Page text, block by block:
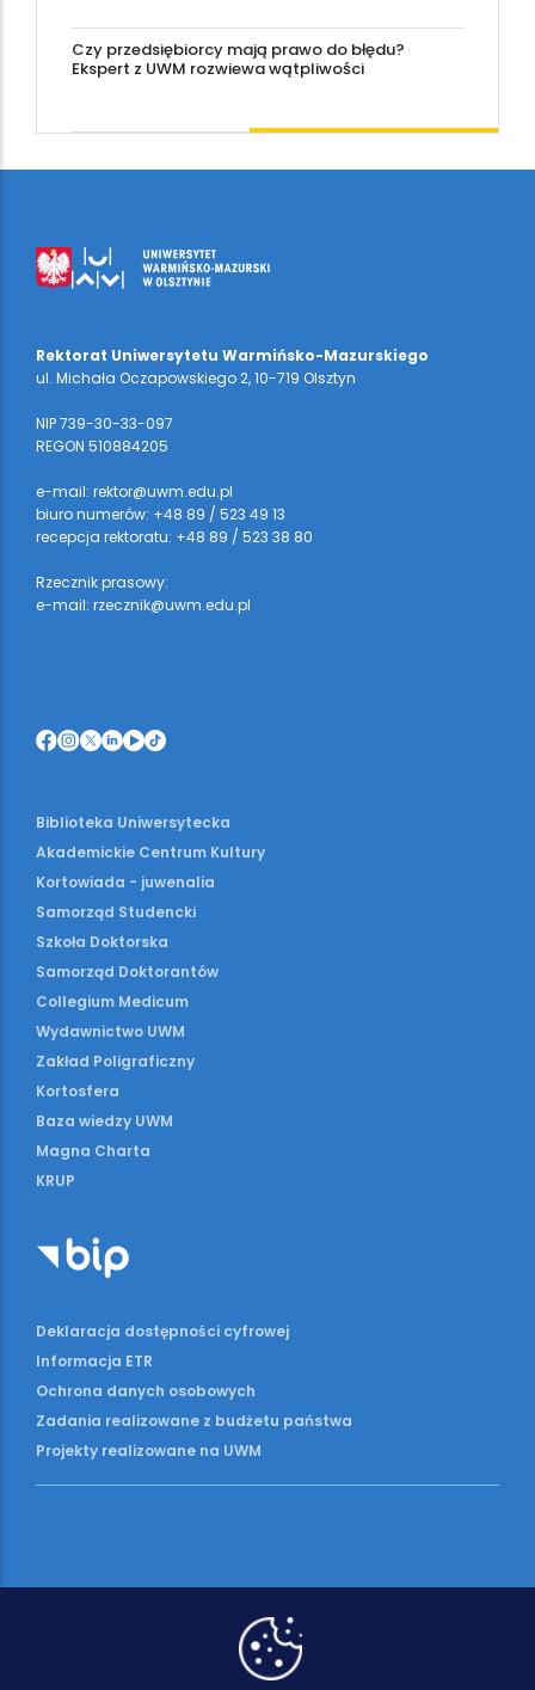
Czy przedsiębiorcy mają prawo do błędu?
Ekspert z UWM rozwiewa wątpliwości
Rektorat Uniwersytetu Warmińsko-Mazurskiego
ul. Michała Oczapowskiego 2, 10-719 Olsztyn
NIP 739-30-33-097
REGON 510884205
e-mail: rektor@uwm.edu.pl
biuro numerów: +48 89 / 523 49 13
recepcja rektoratu: +48 89 / 523 38 80
Rzecznik prasowy:
e-mail: rzecznik@uwm.edu.pl
Biblioteka Uniwersytecka
Akademickie Centrum Kultury
Kortowiada - juwenalia
Samorząd Studencki
Szkoła Doktorska
Samorząd Doktorantów
Collegium Medicum
Wydawnictwo UWM
Zakład Poligraficzny
Kortosfera
Baza wiedzy UWM
Magna Charta
KRUP
Deklaracja dostępności cyfrowej
Informacja ETR
Ochrona danych osobowych
Zadania realizowane z budżetu państwa
Projekty realizowane na UWM